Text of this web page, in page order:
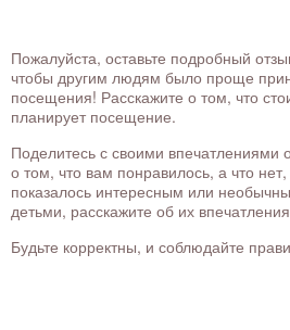
Пожалуйста, оставьте подробный
чтобы другим людям было проще
посещения! Расскажите о том, что
планирует посещение.
Поделитесь с своими
о том, что вам понравилось, а что
показалось интересным или
детьми, расскажите об их
Будьте корректны, и соблюдайте